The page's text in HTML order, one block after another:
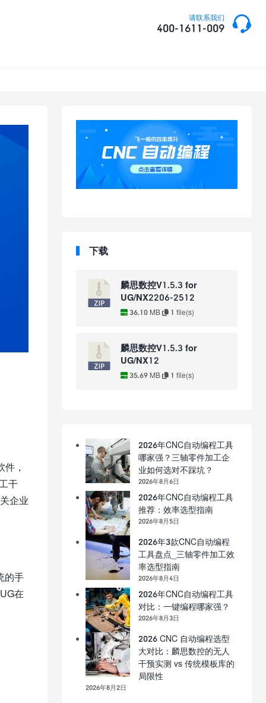
请联系我们
400-1611-009 
，
干
企业
的手
在
下载
麟思数控V1.5.3 for
UG/NX2206-2512
36.10 MB 1 file(s)
麟思数控V1.5.3 for
UG/NX12
35.69 MB 1 file(s)
2026年CNC自动编程工具
哪家强？三轴零件加工企
业如何选对不踩坑？
2026年8月6日
2026年CNC自动编程工具
推荐：效率选型指南
2026年8月5日
2026年3款CNC自动编程
工具盘点_三轴零件加工效
率选型指南
2026年8月4日
2026年CNC自动编程工具
对比：一键编程哪家强？
2026年8月3日
2026 CNC 自动编程选型
大对比：麟思数控的无人
干预实测 vs 传统模板库的
局限性
2026年8月2日